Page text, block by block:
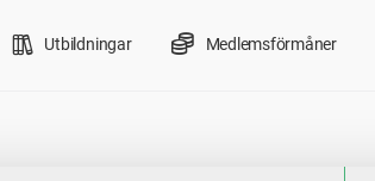
Utbildningar Medlemsförmåner